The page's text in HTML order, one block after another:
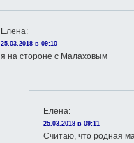
Елена:
25.03.2018 в 09:10
я на стороне с Малаховым
Елена:
25.03.2018 в 09:11
Считаю, что родная